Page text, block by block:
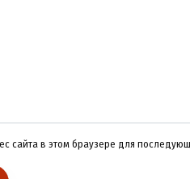
сайта в этом браузере для